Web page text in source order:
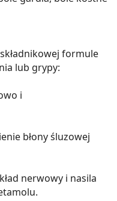
formule
lub grypy:
i
błony śluzowej
nerwowy i nasila